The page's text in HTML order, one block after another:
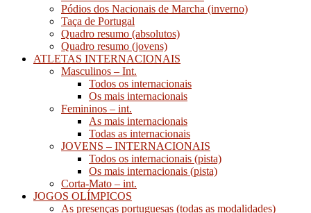
Pódios dos Nacionais de Marcha (inverno)
Taça de Portugal
Quadro resumo (absolutos)
Quadro resumo (jovens)
ATLETAS INTERNACIONAIS
Masculinos – Int.
Todos os internacionais
Os mais internacionais
Femininos – int.
As mais internacionais
Todas as internacionais
JOVENS – INTERNACIONAIS
Todos os internacionais (pista)
Os mais internacionais (pista)
Corta-Mato – int.
JOGOS OLÍMPICOS
As presenças portuguesas (todas as modalidades)